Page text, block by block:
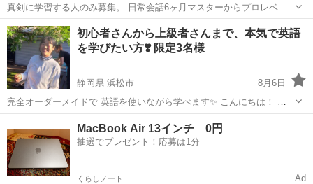
真剣に学習する人のみ募集。 日常会話6ヶ月マスターからプロレベル
まで。 欠席時の補習、振替制度も利用可。 一般的に、英会話学習は、
ファッションとして捉えられたり、楽しく、気軽な習い事として考え
られがちですが、実際は、英語・...
大阪 大阪市 英会話
初心者さんから上級者さんまで、本気で英語
を学びたい方❣️ 限定3名様
静岡県 浜松市
8月6日
完全オーダーメイドで 英語を使いながら学べます✨ こんにちは！ 英
会話コーチの Momokoです👋🏼 ✅英会話を習っているのになかなか上
達しない ✅言いたいことがパッと英語で出てこない ✅どうや...
コーチング
MacBook Air 13インチ 0円
抽選でプレゼント！応募は1分
くらしノート Ad